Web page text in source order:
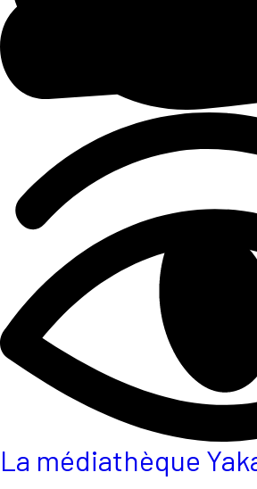
La médiathèque